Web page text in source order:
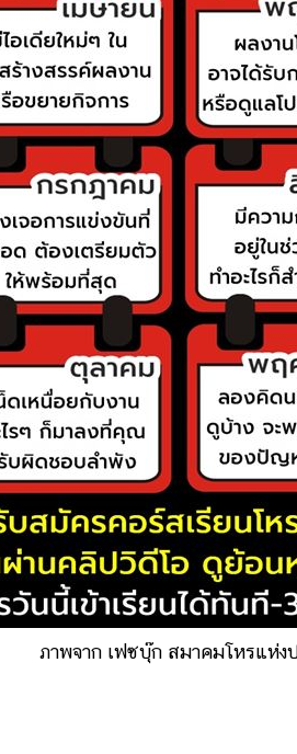
ภาพจาก เฟซบุ๊ก สมาคมโหรแห่